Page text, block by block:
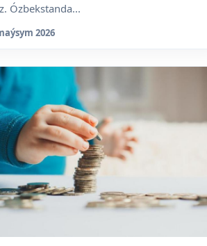
Ózbekstanda...
2026